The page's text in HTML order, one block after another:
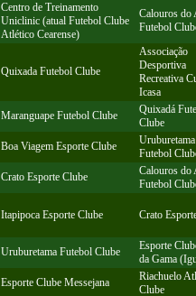
Centro de Treinamento
Uniclinic (atual Futebol Clube
Atlético Cearense)
Calouros do
Futebol
Quixada Futebol Clube
Associação
Desportiva
Recreativa
Icasa
Maranguape Futebol Clube
Quixadá
Clube
Boa Viagem Esporte Clube
Uruburetama
Futebol
Crato Esporte Clube
Calouros do
Futebol
Itapipoca Esporte Clube Crato
Uruburetama Futebol Clube
Esporte
da Gama
Esporte Clube Messejana
Riachuelo
Clube